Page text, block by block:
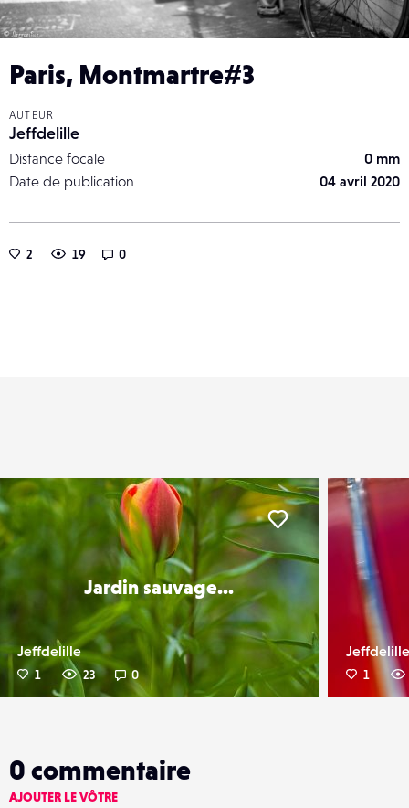
Paris, Montmartre#3
AUTEUR
Jeffdelille
Distance focale
0 mm
Date de publication
04 avril 2020
2 19 0
Jardin sauvage...
Jeffdelille
1 23 0
Liker
Jeffdelille
1
0 commentaire
AJOUTER LE VÔTRE